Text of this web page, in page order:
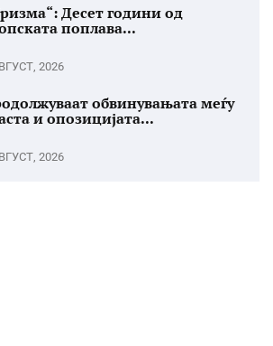
Десет години од
поплава...
2026
обвинувањата меѓу
и опозицијата...
2026